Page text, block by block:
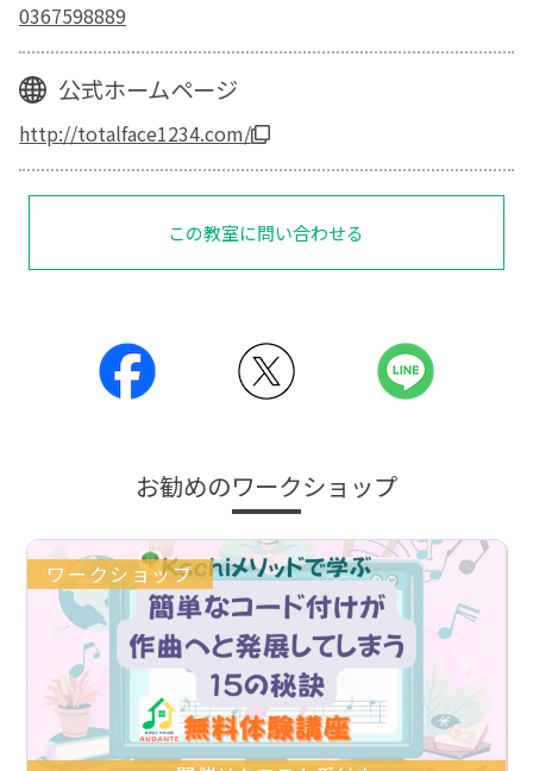
0367598889
公式ホームページ
http://totalface1234.com/
この教室に問い合わせる
お勧めのワークショップ
ワークショップ